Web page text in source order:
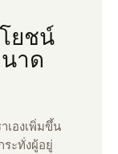
ยชน์
าด
เองเพิ่มขึ้น
ะทั่งผู้อยู่